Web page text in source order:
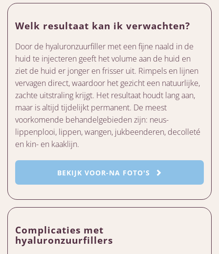
Welk resultaat kan ik verwachten?
Door de hyaluronzuurfiller met een fijne naald in de
huid te injecteren geeft het volume aan de huid en
ziet de huid er jonger en frisser uit. Rimpels en lijnen
vervagen direct, waardoor het gezicht een natuurlijke,
zachte uitstraling krijgt. Het resultaat houdt lang aan,
maar is altijd tijdelijkt permanent. De meest
voorkomende behandelgebieden zijn: neus-
lippenplooi, lippen, wangen, jukbeenderen, decolleté
en kin- en kaaklijn.
BEKIJK VOOR-NA FOTO'S
Complicaties met
hyaluronzuurfillers